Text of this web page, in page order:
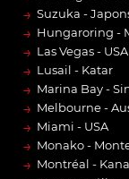
→ Suzuka -
→ Hungaroring -
→ Las Vegas - USA
→ Lusail - Katar
→ Marina Bay -
→ Melbourne -
→ Miami - USA
→ Monako -
→ Montréal -